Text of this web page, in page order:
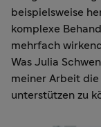
beispielsweise
komplexe
mehrfach
Was Julia
meiner Arbeit
unterstützen zu